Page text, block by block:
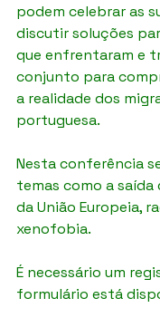
podem celebrar as
discutir soluções
que enfrentaram e
conjunto para
a realidade dos
portuguesa.
Nesta conferência
temas como a saída
da União Europeia,
xenofobia.
É necessário um
formulário está